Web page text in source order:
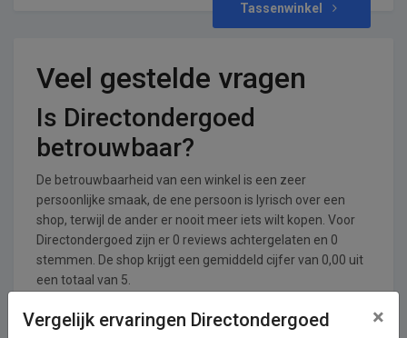
Tassenwinkel
Veel gestelde vragen
Is Directondergoed
betrouwbaar?
De betrouwbaarheid van een winkel is een zeer
persoonlijke smaak, de ene persoon is lyrisch over een
shop, terwijl de ander er nooit meer iets wilt kopen. Voor
Directondergoed zijn er 0 reviews achtergelaten en 0
stemmen. De shop krijgt een gemiddeld cijfer van 0,00 uit
een totaal van 5.
Vergelijk ervaringen Directondergoed ×